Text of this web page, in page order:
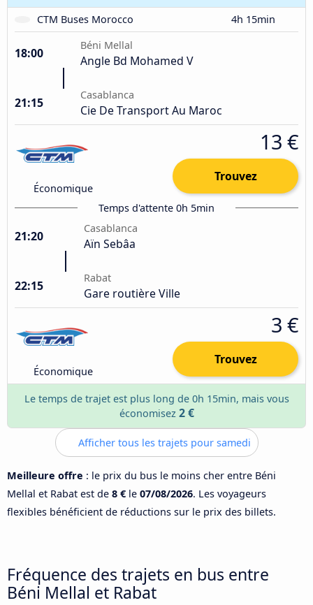
CTM Buses Morocco
4h 15min
18:00
Béni Mellal
Angle Bd Mohamed V
21:15
Casablanca
Cie De Transport Au Maroc
Économique
13 €
Trouvez
Temps d'attente 0h 5min
21:20
Casablanca
Aïn Sebâa
22:15
Rabat
Gare routière Ville
Économique
3 €
Trouvez
Le temps de trajet est plus long de 0h 15min, mais vous
économisez 2 €
Afficher tous les trajets pour samedi
Meilleure offre : le prix du bus le moins cher entre Béni
Mellal et Rabat est de 8 € le 07/08/2026. Les voyageurs
flexibles bénéficient de réductions sur le prix des billets.
Fréquence des trajets en bus entre
Béni Mellal et Rabat